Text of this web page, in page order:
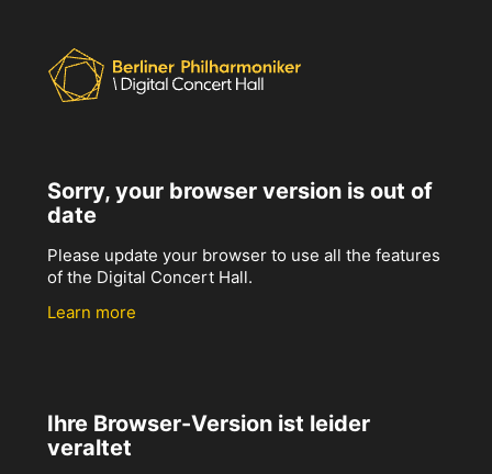
Sorry, your browser version is out of
date
Please update your browser to use all the features
of the Digital Concert Hall.
Learn more
Ihre Browser-Version ist leider
veraltet